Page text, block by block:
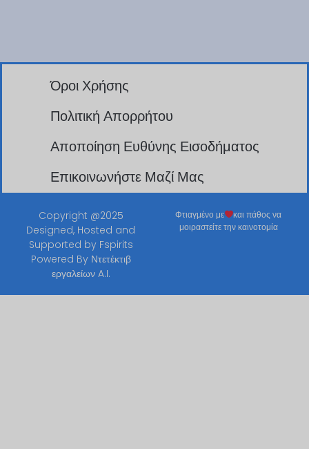
Όροι Χρήσης
Πολιτική Απορρήτου
Αποποίηση Ευθύνης Εισοδήματος
Επικοινωνήστε Μαζί Μας
Copyright @2025
Designed, Hosted and
Supported by Fspirits
Powered By Ντετέκτιβ
εργαλείων A.I.
Φτιαγμένο με
και πάθος να
μοιραστείτε την καινοτομία